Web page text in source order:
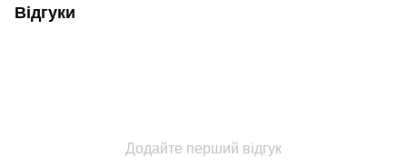
Відгуки
Додайте перший відгук